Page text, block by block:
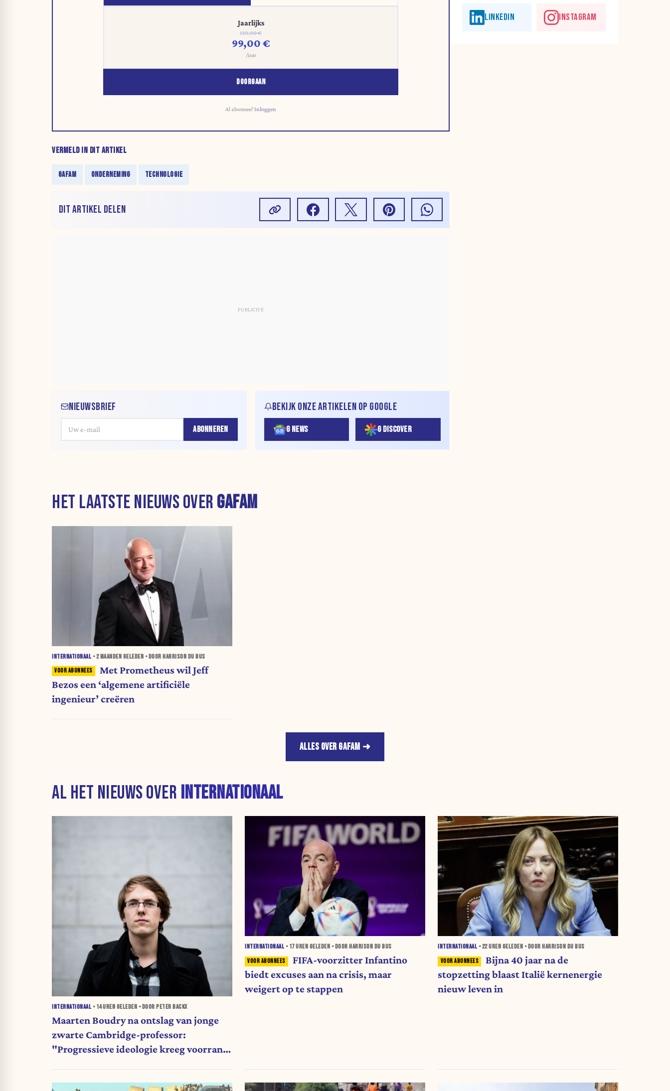
Jaarlijks
120,00 €
99,00 €
/jaar
DOORGAAN
Al abonnee?Inloggen
VERMELD IN DIT ARTIKEL
GAFAM ONDERNEMING TECHNOLOGIE
DIT ARTIKEL DELEN
NIEUWSBRIEF
ABONNEREN
BEKIJK ONZE ARTIKELEN OP GOOGLE
G NEWS G DISCOVER
LINKEDIN INSTAGRAM
HET LAATSTE NIEUWS OVER GAFAM
INTERNATIONAAL •2 MAANDEN GELEDEN • DOOR HARRISON DU BUS
Met Prometheus wil Jeff
Bezos een ‘algemene artificiële
ingenieur’ creëren
ALLES OVER GAFAM
AL HET NIEUWS OVER INTERNATIONAAL
INTERNATIONAAL • 14 UREN GELEDEN • DOOR PETER BACKX
Maarten Boudry na ontslag van jonge
zwarte Cambridge-professor:
"Progressieve ideologie kreeg voorrang
INTERNATIONAAL • 17 UREN GELEDEN • DOOR HARRISON DU BUS
FIFA-voorzitter Infantino
biedt excuses aan na crisis, maar
weigert op te stappen
INTERNATIONAAL •22 UREN GELEDEN • DOOR HARRISON DU BUS
Bijna 40 jaar na de
stopzetting blaast Italië kernenergie
nieuw leven in